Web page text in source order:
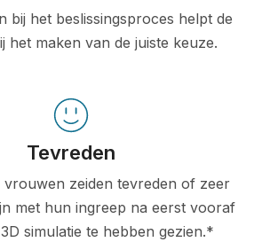
bij het beslissingsproces helpt de
het maken van de juiste keuze.
Tevreden
vrouwen zeiden tevreden of zeer
met hun ingreep na eerst vooraf
simulatie te hebben gezien.*